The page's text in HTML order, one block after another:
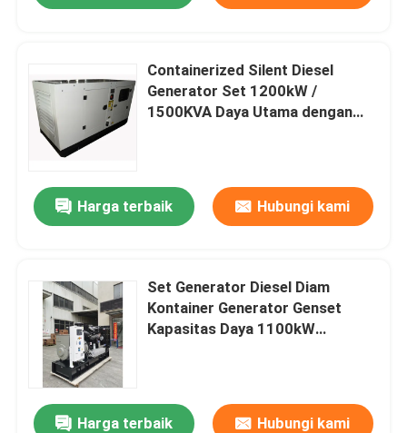
Rumah
Video
Tentang kami
Containerized Silent Diesel
Generator Set 1200kW /
1500KVA Daya Utama dengan
Harga terbaik Hubungi kami
Set Generator Diesel Diam
Kontainer Generator Genset
Kapasitas Daya 1100kW
Harga terbaik Hubungi kami